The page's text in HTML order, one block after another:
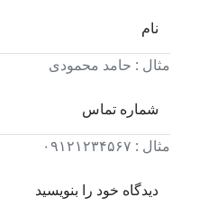
مثال : حامد محمودی
نام
مثال : ۰۹۱۲۱۲۳۴۵۶۷
شماره تماس
دیدگاه خود را بنویسید